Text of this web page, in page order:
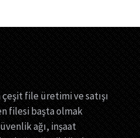
file üretimi ve satışı
filesi başta olmak
ağı, inşaat